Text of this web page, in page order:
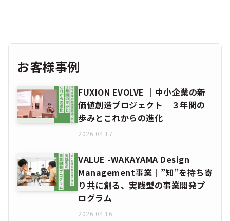
お客様事例
FUXION EVOLVE │中小企業の新
価値創造プロジェクト ３年間の
歩みとこれからの進化
2026.04.17
VALUE -WAKAYAMA Design
Management事業│”知”を持ち寄
り共に創る、実践型の事業開発プ
ログラム
2026.04.16